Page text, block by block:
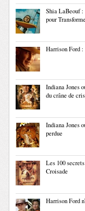
Shia LaBeouf :
pour
Harrison Ford :
Indiana Jones
du crâne de
Indiana Jones
perdue
Les 100
Croisade
Harrison Ford